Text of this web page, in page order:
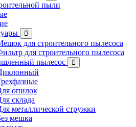
пыли
для строительного пылесоса
для строительного пылесоса
пылесос
опилок
склада
металлической стружки
мешка